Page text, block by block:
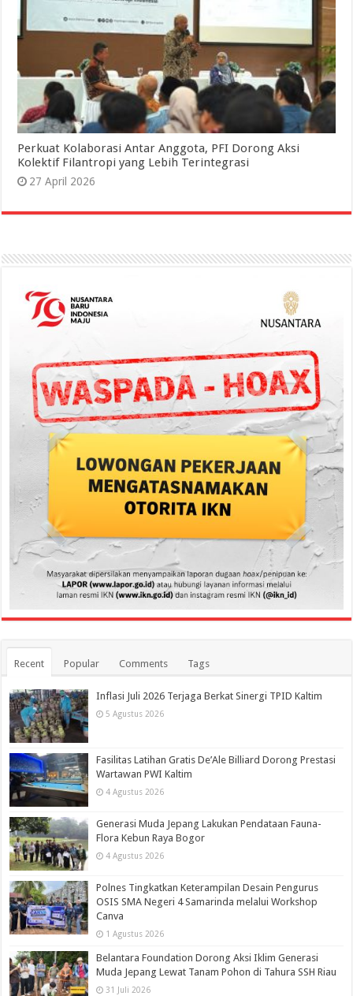
Perkuat Kolaborasi Antar Anggota, PFI Dorong Aksi
Kolektif Filantropi yang Lebih Terintegrasi
27 April 2026
Recent Popular Comments Tags
Inflasi Juli 2026 Terjaga Berkat Sinergi TPID Kaltim
5 Agustus 2026
Fasilitas Latihan Gratis De’Ale Billiard Dorong Prestasi
Wartawan PWI Kaltim
4 Agustus 2026
Generasi Muda Jepang Lakukan Pendataan Fauna-
Flora Kebun Raya Bogor
4 Agustus 2026
Polnes Tingkatkan Keterampilan Desain Pengurus
OSIS SMA Negeri 4 Samarinda melalui Workshop
Canva
1 Agustus 2026
Belantara Foundation Dorong Aksi Iklim Generasi
Muda Jepang Lewat Tanam Pohon di Tahura SSH Riau
31 Juli 2026